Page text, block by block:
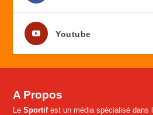
Youtube
A Propos
LeSportifest un média spécialisé dans